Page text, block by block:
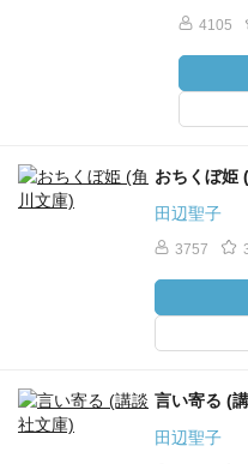
4105
おちくぼ姫
田辺聖子
3757
言い寄る (
田辺聖子